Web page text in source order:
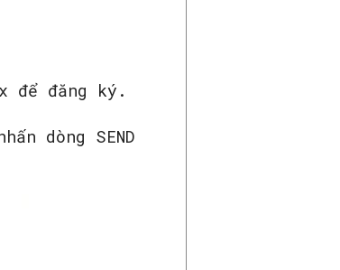
để đăng ký.
dòng SEND